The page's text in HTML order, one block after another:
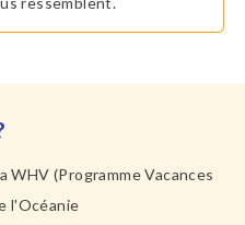
WHV (Programme Vacances
l'Océanie